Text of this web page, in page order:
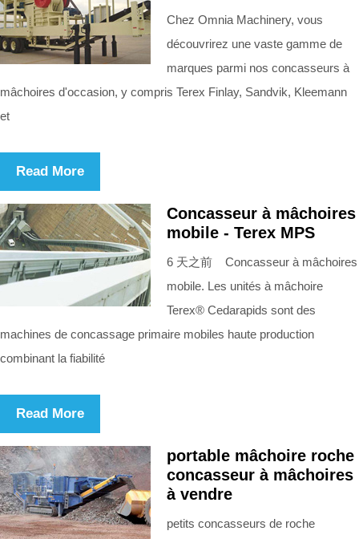
Chez Omnia Machinery, vous
découvrirez une vaste gamme de
marques parmi nos concasseurs à
mâchoires d'occasion, y compris Terex Finlay, Sandvik, Kleemann
et
Read More
Concasseur à mâchoires
mobile - Terex MPS
6 天之前 Concasseur à mâchoires
mobile. Les unités à mâchoire
Terex® Cedarapids sont des
machines de concassage primaire mobiles haute production
combinant la fiabilité
Read More
portable mâchoire roche
concasseur à mâchoires
à vendre
petits concasseurs de roche